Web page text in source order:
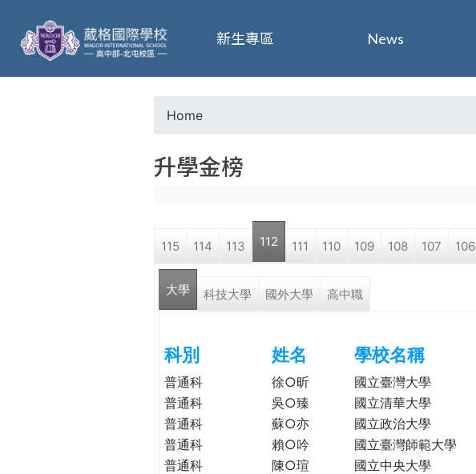
葳
格
o
a
r
h
e
r
Home
升學金榜
115 114 113 112 111 110 109 108 107 106
大學 科技大學 國外大學 高中職
科別 姓名 學校名稱
普通科 徐○昕 國立臺灣大學
普通科
吳○臻 國立清華大學
普通科
蘇○亦 國立政治大學
普通科
賴○吟 國立臺灣師範大學
普通科
陳○瑄 國立中央大學
新生專區 News